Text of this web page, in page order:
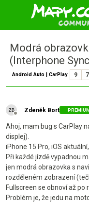
Modrá
(Interphone
Android Auto | CarPlay 9 7
Offline
Zdeněk Bort
Ahoj, mam bug s CarPlay
displej).
iPhone 15 Pro, iOS
Při každé jízdě vypadnou
jen modrá obrazovka s
rozděleném zobrazení
Fullscreen se obnoví až po
Problém je, že jedu na